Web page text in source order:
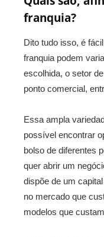
franquia?
Dito tudo isso, é
franquia podem
escolhida, o setor
ponto comercial,
Essa ampla
possível encontrar
bolso de diferentes
quer abrir um
dispõe de um
no mercado que
modelos que